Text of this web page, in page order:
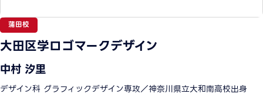
蒲田校
大田区学ロゴマークデザイン
中村 汐里
デザイン科 グラフィックデザイン専攻／神奈川県立大和南高校出身